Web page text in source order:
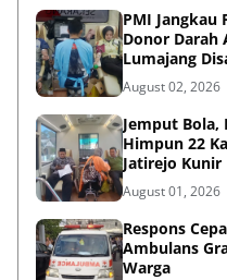
PMI Jangkau
Donor Darah
Lumajang
August 02, 2026
Jemput
Himpun 22
Jatirejo Kunir
August 01, 2026
Respons
Ambulans
Warga